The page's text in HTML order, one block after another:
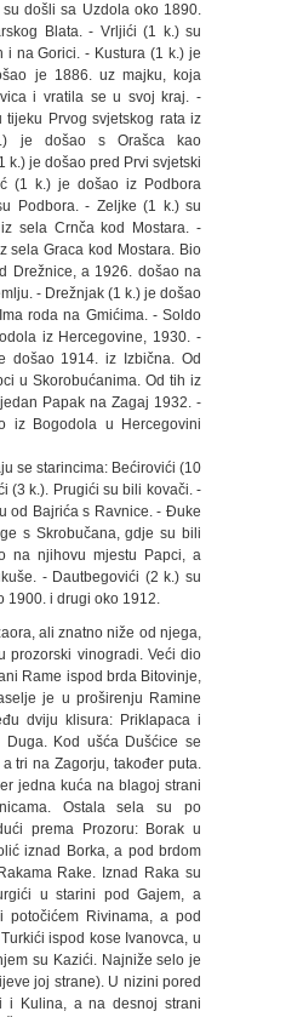
došli sa Uzdola oko 1890.
Blata. - Vrljići (1 k.) su
i na Gorici. - Kustura (1 k.) je
je 1886. uz majku, koja
i vratila se u svoj kraj. -
tijeku Prvog svjetskog rata iz
je došao s Orašca kao
k.) je došao pred Prvi svjetski
(1 k.) je došao iz Podbora
Podbora. - Zeljke (1 k.) su
sela Crnča kod Mostara. -
sela Graca kod Mostara. Bio
Drežnice, a 1926. došao na
- Drežnjak (1 k.) je došao
roda na Gmićima. - Soldo
iz Hercegovine, 1930. -
došao 1914. iz Izbična. Od
u Skorobućanima. Od tih iz
Papak na Zagaj 1932. -
iz Bogodola u Hercegovini
se starincima: Bećirovići (10
(3 k.). Prugići su bili kovači. -
od Bajrića s Ravnice. - Đuke
s Skrobučana, gdje su bili
na njihovu mjestu Papci, a
- Dautbegovići (2 k.) su
1900. i drugi oko 1912.
ali znatno niže od njega,
prozorski vinogradi. Veći dio
Rame ispod brda Bitovinje,
je u proširenju Ramine
dviju klisura: Priklapaca i
Duga. Kod ušća Dušćice se
tri na Zagorju, također puta.
jedna kuća na blagoj strani
Ostala sela su po
prema Prozoru: Borak u
iznad Borka, a pod brdom
Rake. Iznad Raka su
u starini pod Gajem, a
potočićem Rivinama, a pod
ispod kose Ivanovca, u
su Kazići. Najniže selo je
joj strane). U nizini pored
i Kulina, a na desnoj strani